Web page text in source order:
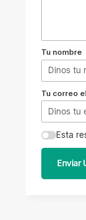
Tu nombre
Tu correo
Esta
Enviar